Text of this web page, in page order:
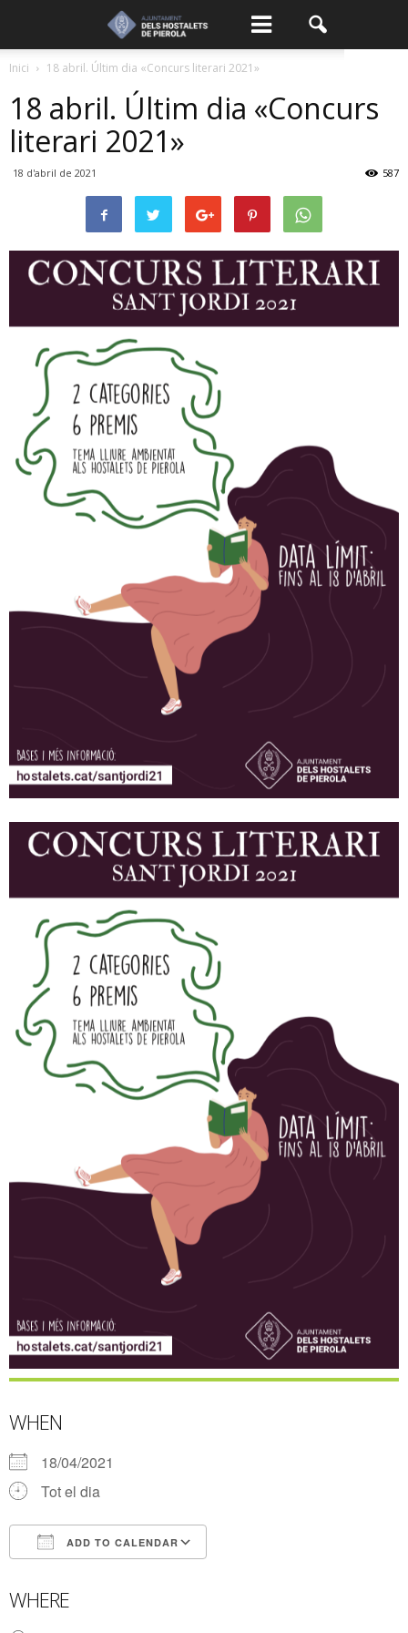
Inici 18 abril. Últim dia «Concurs literari 2021»
18 abril. Últim dia «Concurs
literari 2021»
18 d'abril de 2021 587
WHEN
18/04/2021
Tot el dia
ADD TO CALENDAR
WHERE